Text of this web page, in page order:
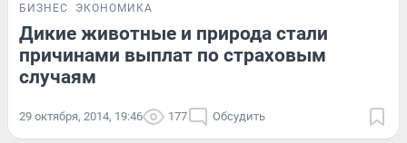
БИЗНЕС ЭКОНОМИКА
Дикие животные и природа стали
причинами выплат по страховым
случаям
29 октября, 2014, 19:46 177 Обсудить